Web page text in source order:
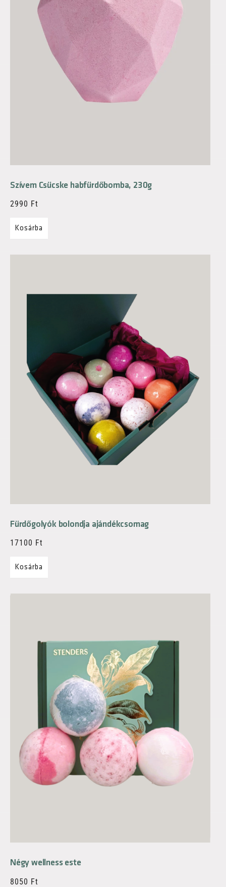
Szívem Csücske habfürdőbomba, 230g
2990 Ft
Kosárba
Fürdőgolyók bolondja ajándékcsomag
17100 Ft
Kosárba
Négy wellness este
8050 Ft